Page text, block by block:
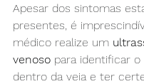
Apesar dos sintomas
presentes, é
médico realize um
venoso para identificar o
dentro da veia e ter